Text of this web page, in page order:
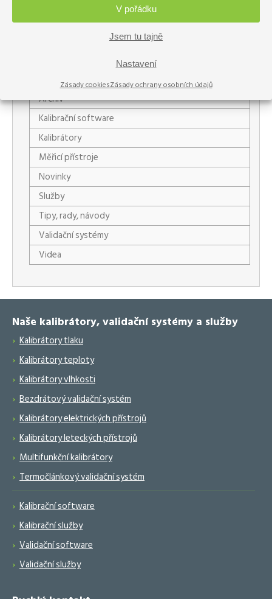
V pořádku
Jsem tu tajně
Nastavení
Zásady cookiesZásady ochrany osobních údajů
Archiv
Kalibrační software
Kalibrátory
Měřicí přístroje
Novinky
Služby
Tipy, rady, návody
Validační systémy
Videa
Naše kalibrátory, validační systémy a služby
Kalibrátory tlaku
Kalibrátory teploty
Kalibrátory vlhkosti
Bezdrátový validační systém
Kalibrátory elektrických přístrojů
Kalibrátory leteckých přístrojů
Multifunkční kalibrátory
Termočlánkový validační systém
Kalibrační software
Kalibrační služby
Validační software
Validační služby